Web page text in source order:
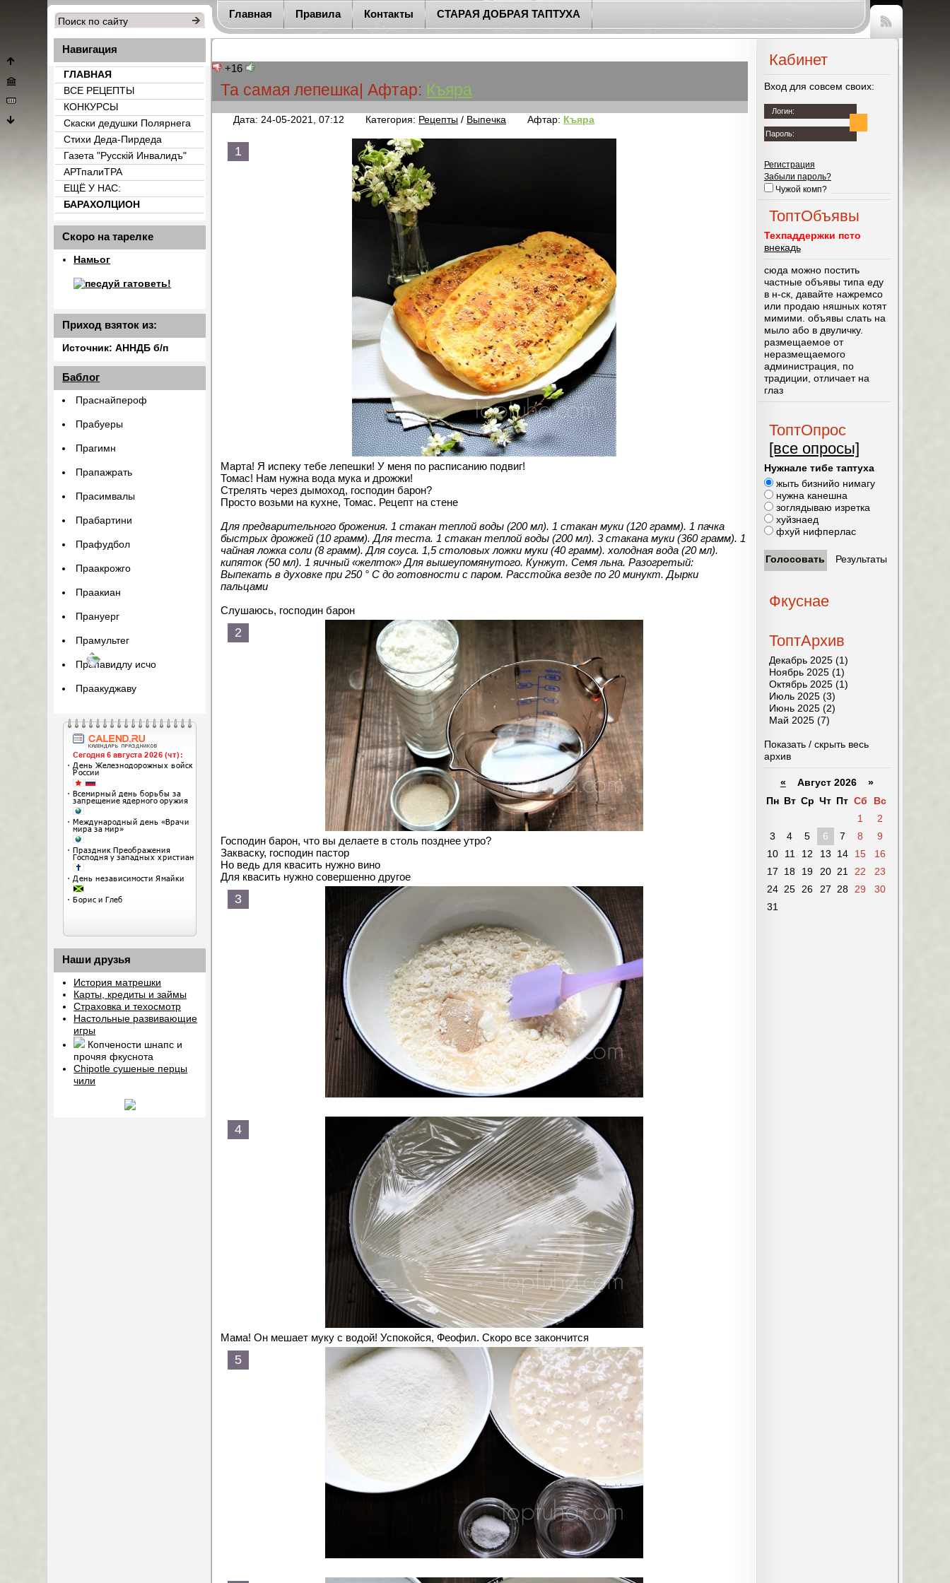
Главная Правила Контакты СТАРАЯ ДОБРАЯ ТАПТУХА
Чтение
+16
Та самая лепешка | Афтар: Къяра
Дата: 24-05-2021, 07:12 Категория: Рецепты / Выпечка Афтар: Къяра
1
Марта! Я испеку тебе лепешки! У меня по расписанию подвиг!
Томас! Нам нужна вода мука и дрожжи!
Стрелять через дымоход, господин барон?
Просто возьми на кухне, Томас. Рецепт на стене
Для предварительного брожения. 1 стакан теплой воды (200 мл). 1 стакан муки (120 грамм). 1 пачка
быстрых дрожжей (10 грамм). Для теста. 1 стакан теплой воды (200 мл). 3 стакана муки (360 грамм). 1
чайная ложка соли (8 грамм). Для соуса. 1,5 столовых ложки муки (40 грамм). холодная вода (20 мл).
кипяток (50 мл). 1 яичный «желток» Для вышеупомянутого. Кунжут. Семя льна. Разогретый:
Выпекать в духовке при 250 ° C до готовности с паром. Расстойка везде по 20 минукт. Дырки
пальцами
Слушаюсь, господин барон
2
Господин барон, что вы делаете в столь позднее утро?
Закваску, господин пастор
Но ведь для квасить нужно вино
Для квасить нужно совершенно другое
3
4
Мама! Он мешает муку с водой! Успокойся, Феофил. Скоро все закончится
5
Кабинет
Вход для совсем своих:
Логин:
Пароль:
Регистрация
Забыли пароль?
Чужой комп?
ТоптОбъявы
Техпаддержки псто
внекадь
сюда можно постить
частные объявы типа еду
в н-ск, давайте нажремсо
или продаю няшных котят
мимими. объявы слать на
мыло або в двуличку.
размещаемое от
неразмещаемого
администрация, по
традиции, отличает на
глаз
ТоптОпрос
[все опросы]
Нужнале тибе таптуха
жыть бизнийо нимагу
нужна канешна
зоглядываю изретка
хуйзнаед
фхуй нифперлас
Фкуснае
ТоптАрхив
Декабрь 2025 (1)
Ноябрь 2025 (1)
Октябрь 2025 (1)
Июль 2025 (3)
Июнь 2025 (2)
Май 2025 (7)
Показать / скрыть весь
архив
« Август 2026 »
Пн Вт Ср Чт Пт Сб
Вс
1
2
3
4 5 6 7 8
9
10
11 12 13 14 15
16
17
18 19 20 21 22
23
24 25 26 27 28 29
30
31
Навигация
ГЛАВНАЯ
ВСЕ РЕЦЕПТЫ
КОНКУРСЫ
Скаски дедушки Полярнега
Стихи Деда-Пирдеда
Газета "Русскiй Инвалидъ"
АРТпалиТРА
ЕЩЁ У НАС:
БАРАХОЛЦИОН
Скоро на тарелке
Намьог
Приход взяток из:
Источник: АННДБ б/п
Баблог
Праснайпероф
Прабуеры
Прагимн
Прапажрать
Прасимвалы
Прабартини
Прафудбол
Праакрожго
Праакиан
Прануерг
Прамультег
Прапавидлу исчо
Праакуджаву
Наши друзья
История матрешки
Карты, кредиты и займы
Страховка и техосмотр
Настольные развивающие
игры
Копчености шнапс и
прочяя фкуснота
Chipotle сушеные перцы
чили